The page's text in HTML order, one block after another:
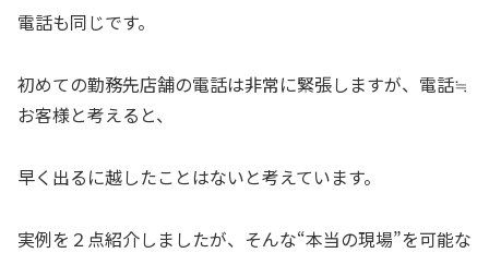
電話も同じです。
初めての勤務先店舗の電話は非常に緊張しますが、電話≒
お客様と考えると、
早く出るに越したことはないと考えています。
実例を２点紹介しましたが、そんな“本当の現場”を可能な